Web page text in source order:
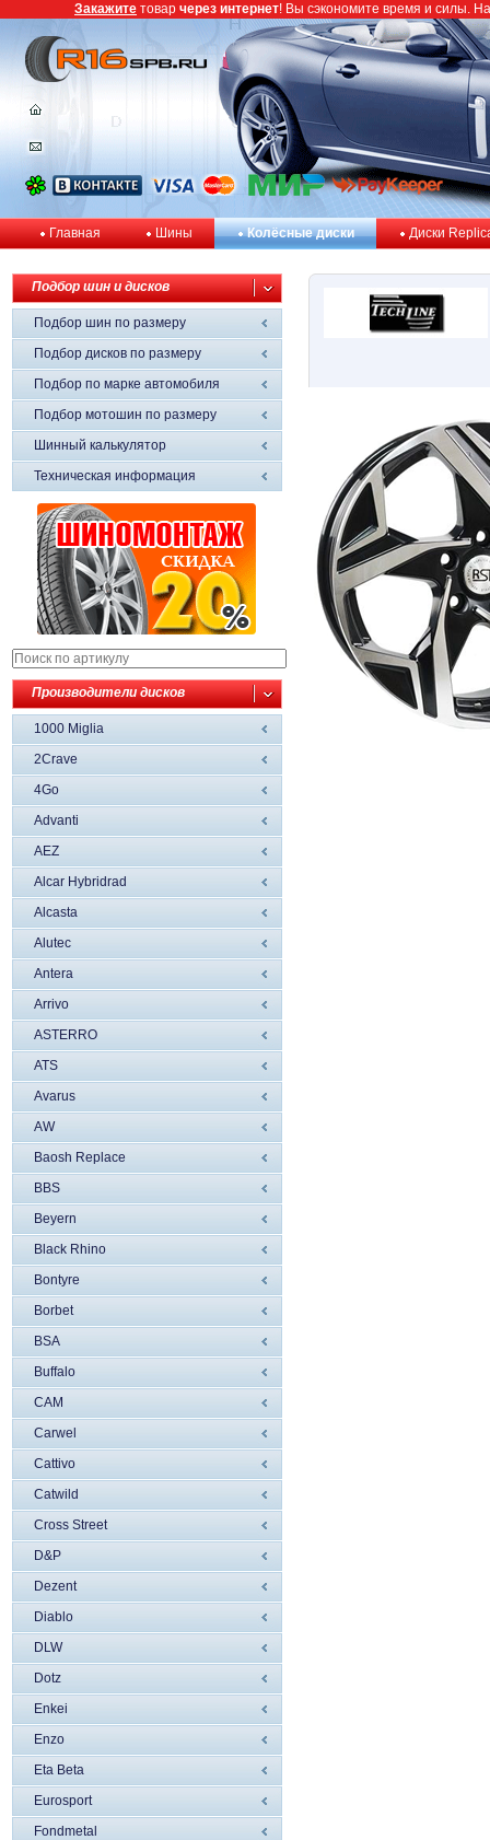
Главная Шины Колёсные диски Диски
Подбор шин и дисков
Подбор шин по размеру
Подбор дисков по размеру
Подбор по марке автомобиля
Подбор мотошин по размеру
Шинный калькулятор
Техническая информация
Производители дисков
1000 Miglia
2Crave
4Go
Advanti
AEZ
Alcar Hybridrad
Alcasta
Alutec
Antera
Arrivo
ASTERRO
ATS
Avarus
AW
Baosh Replace
BBS
Beyern
Black Rhino
Bontyre
Borbet
BSA
Buffalo
CAM
Carwel
Cattivo
Catwild
Cross Street
D&P
Dezent
Diablo
DLW
Dotz
Enkei
Enzo
Eta Beta
Eurosport
Fondmetal
Закажите товар через интернет! Вы сэкономите время и силы.